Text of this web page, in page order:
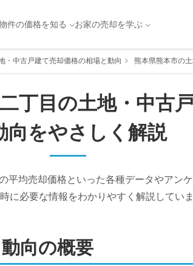
件の価格を知る お家の売却を学ぶ
・中古戸建て売却価格の相場と動向 熊本県熊本市の
丁目 の土地・中古
向をやさしく解説
平均売却価格といった各種データやアン
に必要な情報をわかりやすく解説していま
向の概要